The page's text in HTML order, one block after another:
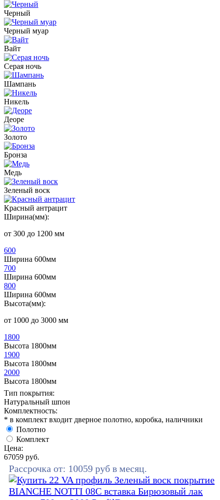
Черный
Черный муар
Вайт
Серая ночь
Шампань
Никель
Деоре
Золото
Бронза
Медь
Зеленый воск
Красный антрацит
Ширина(мм):
от 300 до 1200 мм
600
Ширина 600мм
700
Ширина 600мм
800
Ширина 600мм
Высота(мм):
от 1000 до 3000 мм
1800
Высота 1800мм
1900
Высота 1800мм
2000
Высота 1800мм
Тип покрытия:
Натуральный шпон
Комплектность:
* в комплект входит дверное полотно, коробка, наличники
Полотно
Комплект
Цена:
67059 руб.
Рассрочка от: 10059 руб в месяц.